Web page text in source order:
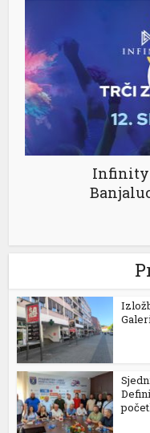
Infinity